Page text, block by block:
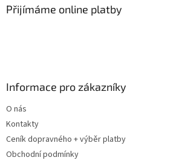
Přijímáme online platby
Informace pro zákazníky
O nás
Kontakty
Ceník dopravného + výběr platby
Obchodní podmínky